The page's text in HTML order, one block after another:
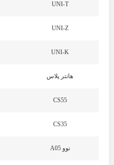
UNI-T
UNI-Z
UNI-K
هانتر پلاس
CS55
CS35
نوو A05